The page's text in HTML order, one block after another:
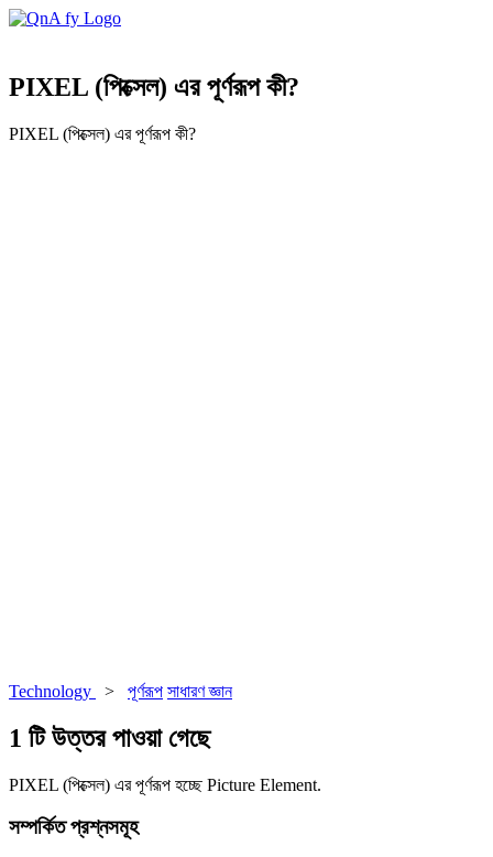
PIXEL (পিক্সেল) এর পূর্ণরূপ কী?
PIXEL (পিক্সেল) এর পূর্ণরূপ কী?
Technology > পূর্ণরূপ সাধারণ জ্ঞান
1 টি উত্তর পাওয়া গেছে
PIXEL (পিক্সেল) এর পূর্ণরূপ হচ্ছে Picture Element.
সম্পর্কিত প্রশ্নসমূহ